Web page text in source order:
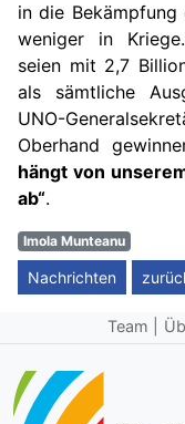
in die
weniger in
seien mit 2,7
als sämtliche
UNO-
Oberhand
hängt von
ab“.
Imola Munteanu
Nachrichten
Team